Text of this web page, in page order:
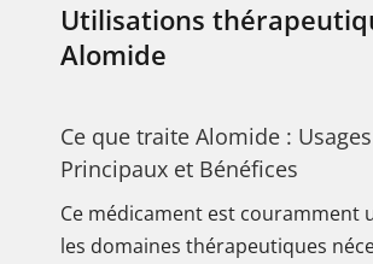
Utilisations
Alomide
Ce que traite Alomide : Usages
Principaux et Bénéfices
Ce médicament est couramment
les domaines thérapeutiques